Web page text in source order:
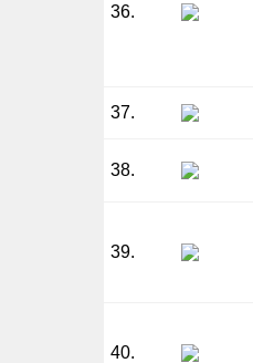
36.
37.
38.
39.
40.